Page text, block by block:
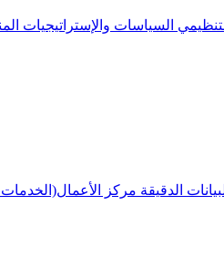
السياسات والإستراتيجيات
الدقيقة مركز الأعمال(الخدمات